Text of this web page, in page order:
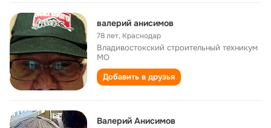
валерий анисимов
78 лет, Краснодар
Владивостокский строительный техникум
МО
Добавить в друзья
Валерий Анисимов